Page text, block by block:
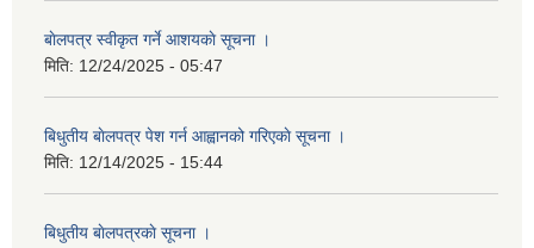
बाेलपत्र स्वीकृत गर्ने आशयकाे सूचना ।
मिति: 12/24/2025 - 05:47
बिधुतीय बाेलपत्र पेश गर्न आह्वानको गरिएकाे सूचना ।
मिति: 12/14/2025 - 15:44
बिधुतीय बाेलपत्रकाे सूचना ।